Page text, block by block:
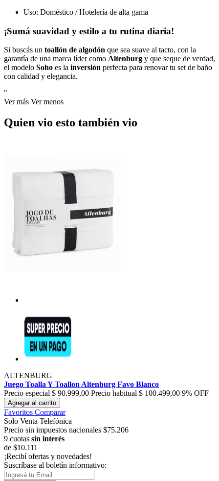
Uso: Doméstico / Hotelería de alta gama
¡Sumá suavidad y estilo a tu rutina diaria!
Si buscás un toallón de algodón que sea suave al tacto, con la
garantía de una marca líder como Altenburg y que seque de verdad,
el modelo Soho es la inversión perfecta para renovar tu set de baño
con calidad y elegancia.
"
Ver más Ver menos
Quien vio esto también vio
ALTENBURG
Juego Toalla Y Toallon Altenburg Favo Blanco
Precio especial $ 90.999,00 Precio habitual $ 100.499,00 9% OFF
Agregar al carrito
Favoritos Comparar
Solo Venta Telefónica
Precio sin impuestos nacionales $75.206
9 cuotas sin interés
de $10.111
¡Recibí ofertas y novedades!
Suscríbase al boletín informativo: